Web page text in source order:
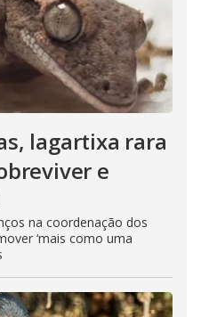
lagartixa rara
e
na coordenação dos
‘mais como uma